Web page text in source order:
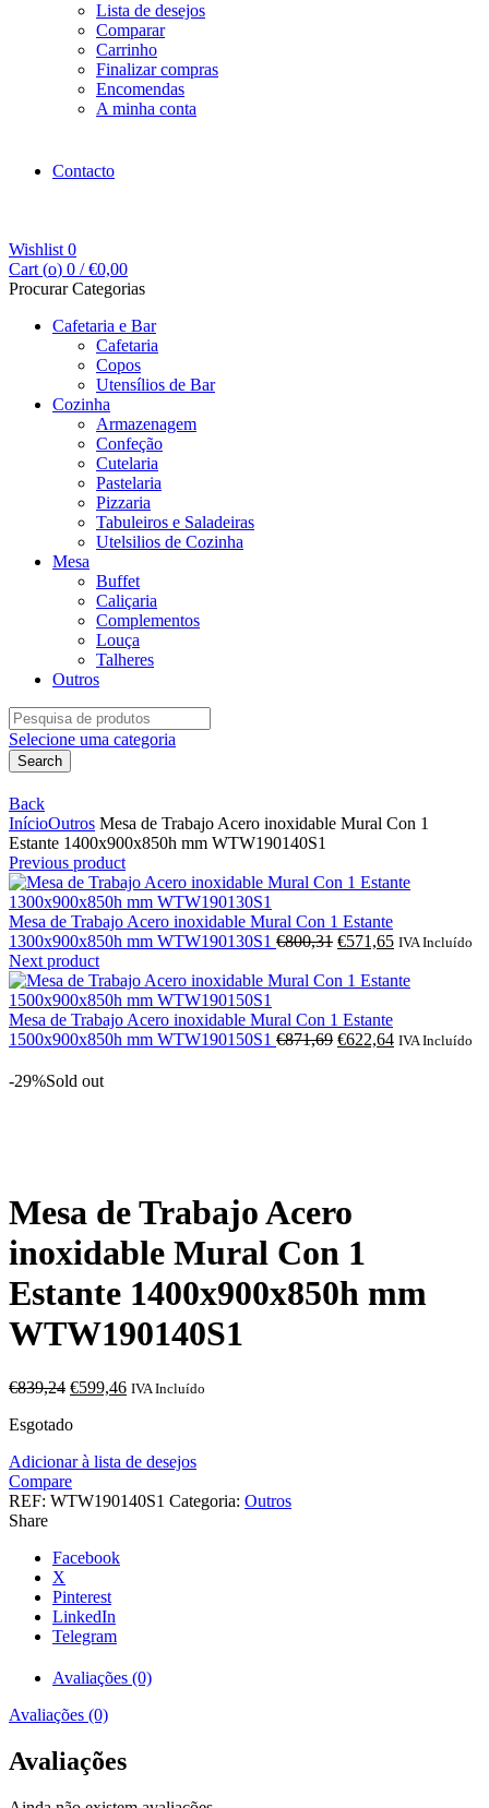
Lista de desejos
Comparar
Carrinho
Finalizar compras
Encomendas
A minha conta
Contacto
Wishlist 0
Cart (o) 0 / €0,00
Procurar Categorias
Cafetaria e Bar
Cafetaria
Copos
Utensílios de Bar
Cozinha
Armazenagem
Confeção
Cutelaria
Pastelaria
Pizzaria
Tabuleiros e Saladeiras
Utelsilios de Cozinha
Mesa
Buffet
Caliçaria
Complementos
Louça
Talheres
Outros
Search
for:
Selecione uma categoria
Search
Back
InícioOutros Mesa de Trabajo Acero inoxidable Mural Con 1
Estante 1400x900x850h mm WTW190140S1
Previous product
Mesa de Trabajo Acero inoxidable Mural Con 1 Estante
1300x900x850h mm WTW190130S1 €800,31 O
original
€800,31.
€571,65O
atual
IVA Incluído
Next product
Mesa de Trabajo Acero inoxidable Mural Con 1 Estante
1500x900x850h mm WTW190150S1 €871,69 O
€622,64OIVA Incluído
-29%Sold out
Mesa de Trabajo Acero
inoxidable Mural Con 1
Estante 1400x900x850h mm
WTW190140S1
€839,24 O
original
€839,24.
€599,46O
€599,46.
IVA Incluído
Esgotado
Adicionar à lista de desejos
Compare
REF: WTW190140S1 Categoria: Outros
Share
Facebook
X
Pinterest
LinkedIn
Telegram
Avaliações (0)
Avaliações (0)
Avaliações